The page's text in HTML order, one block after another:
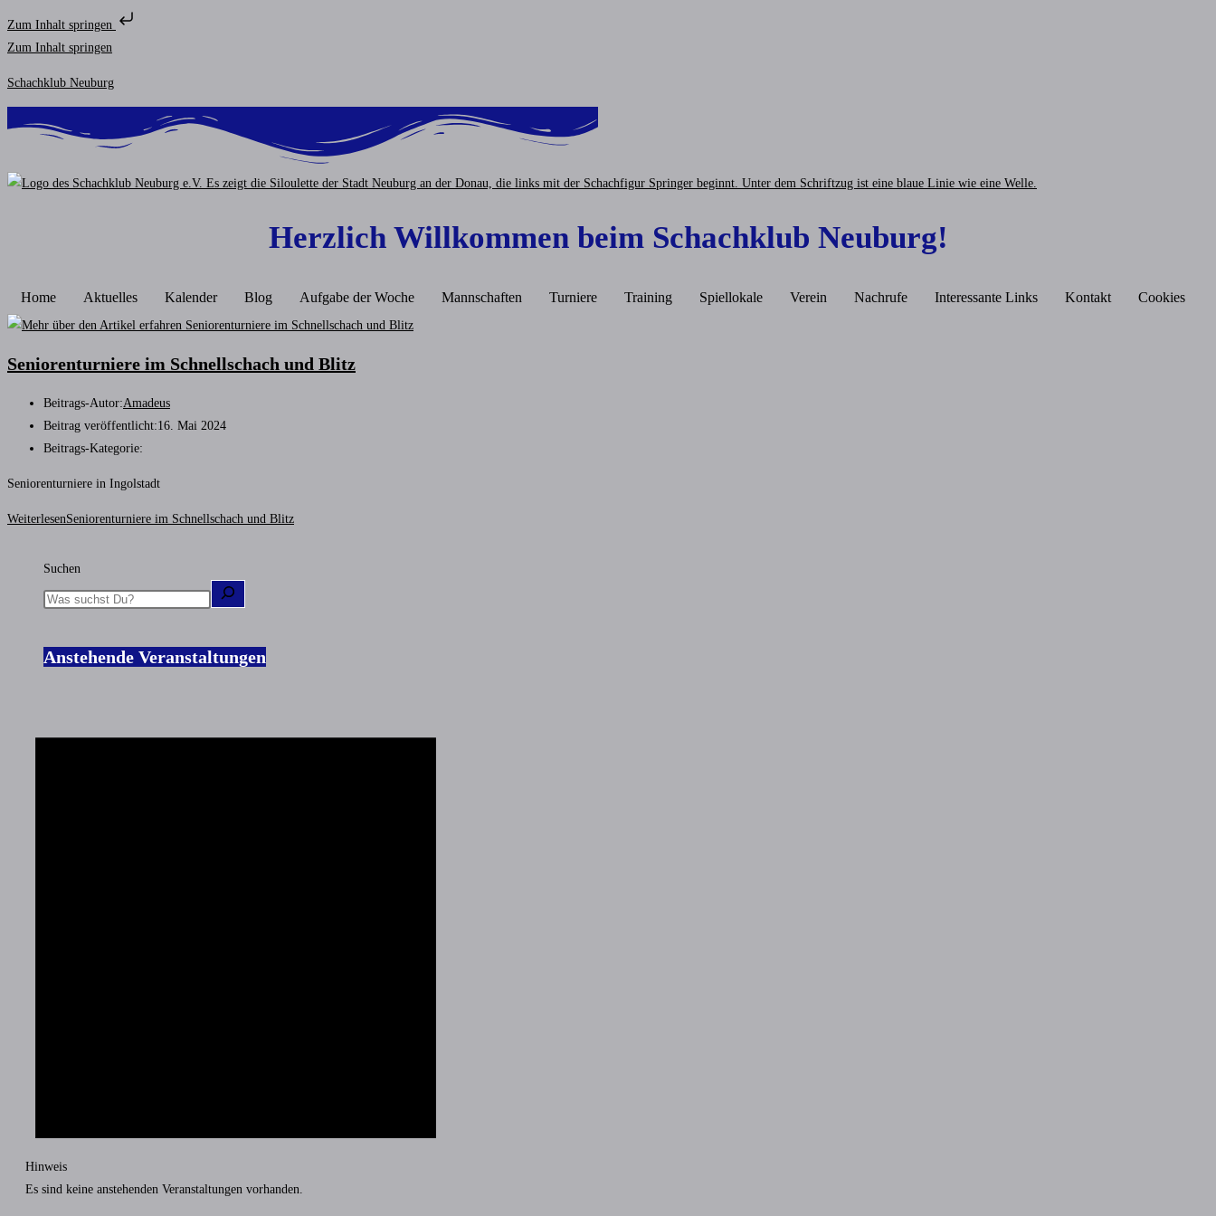
Zum Inhalt springen
Zum Inhalt springen
Schachklub Neuburg
Herzlich Willkommen beim Schachklub Neuburg!
Home Aktuelles Kalender Blog Aufgabe der Woche Mannschaften Turniere Training Spiellokale Verein Nachrufe Interessante Links Kontakt Cookies
Seniorenturniere im Schnellschach und Blitz
Beitrags-Autor:Amadeus
Beitrag veröffentlicht:16. Mai 2024
Beitrags-Kategorie:
Seniorenturniere in Ingolstadt
WeiterlesenSeniorenturniere im Schnellschach und Blitz
Suchen
Anstehende Veranstaltungen
Hinweis
Es sind keine anstehenden Veranstaltungen vorhanden.